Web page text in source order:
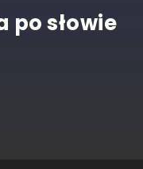
po słowie